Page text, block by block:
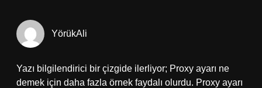
YörükAli
Yazı bilgilendirici bir çizgide ilerliyor; Proxy ayarı ne
demek için daha fazla örnek faydalı olurdu. Proxy ayarı